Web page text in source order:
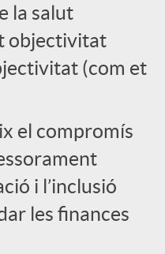
la salut
objectivitat
(com et
el compromís
i l’inclusió
les finances